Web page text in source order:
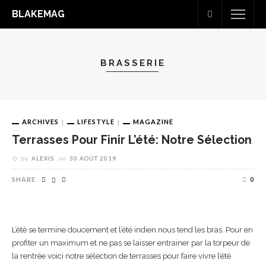
BLAKEMAG
BRASSERIE
ARCHIVES LIFESTYLE MAGAZINE
Terrasses Pour Finir L’été: Notre Sélection
by ALEXIS on 30 AOÛT 2019
SHARE 0
L’été se termine doucement et l’été indien nous tend les bras. Pour en
profiter un maximum et ne pas se laisser entrainer par la torpeur de
la rentrée voici notre sélection de terrasses pour faire vivre l’été